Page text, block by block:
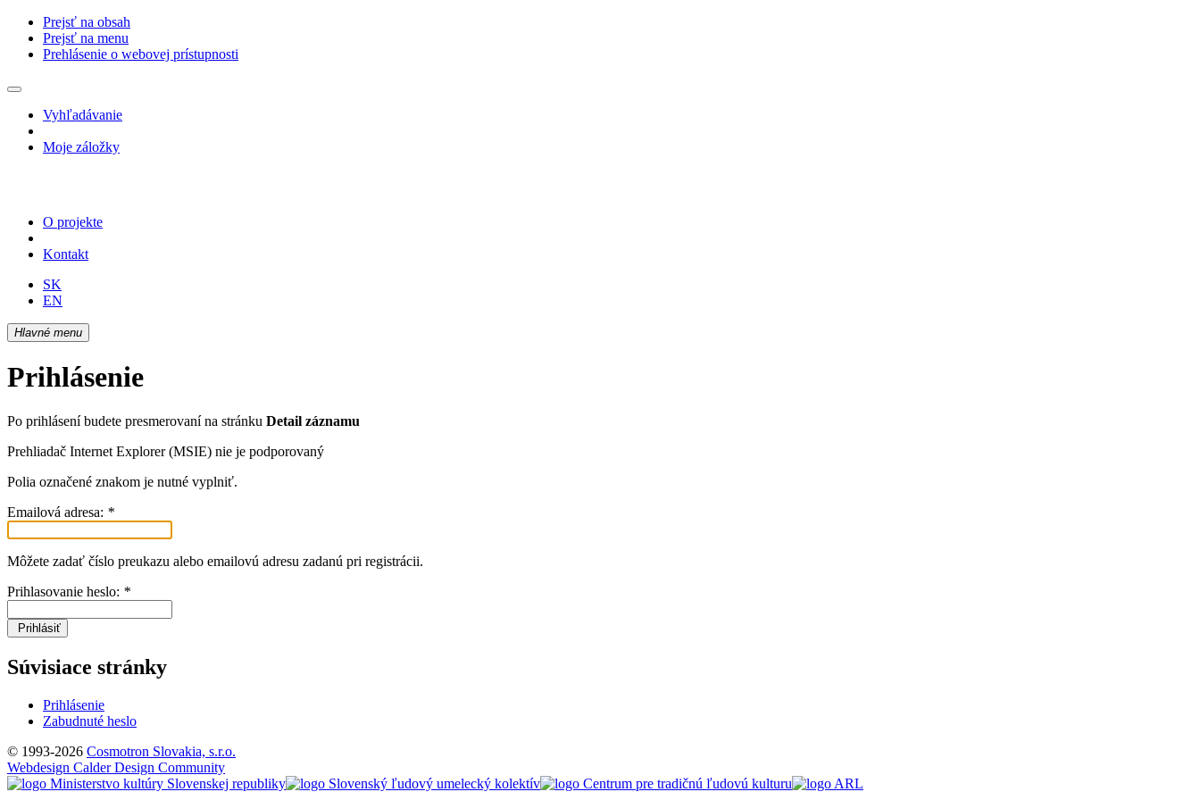
Prejsť na obsah
Prejsť na menu
Prehlásenie o webovej prístupnosti
Vyhľadávanie
Moje záložky
O projekte
Kontakt
SK
EN
Hlavné menu
Prihlásenie
Po prihlásení budete presmerovaní na stránku Detail záznamu
Prehliadač Internet Explorer (MSIE) nie je podporovaný
Polia označené znakom je nutné vyplniť.
Emailová adresa: *
Môžete zadať číslo preukazu alebo emailovú adresu zadanú pri registrácii.
Prihlasovanie heslo: *
Prihlásiť
Súvisiace stránky
Prihlásenie
Zabudnuté heslo
© 1993-2026 Cosmotron Slovakia, s.r.o.
Webdesign Calder Design Community